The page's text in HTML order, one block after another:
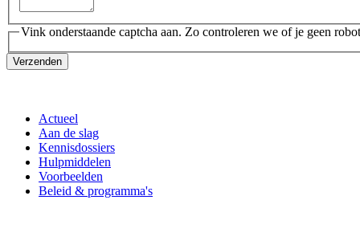
Vink onderstaande captcha aan. Zo controleren we of je geen
Verzenden
Actueel
Aan de slag
Kennisdossiers
Hulpmiddelen
Voorbeelden
Beleid & programma's